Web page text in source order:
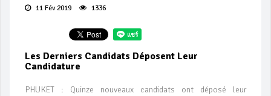
11 Fév 2019 1336
Les Derniers Candidats Déposent Leur
Candidature
PHUKET : Quinze nouveaux candidats ont déposé leur